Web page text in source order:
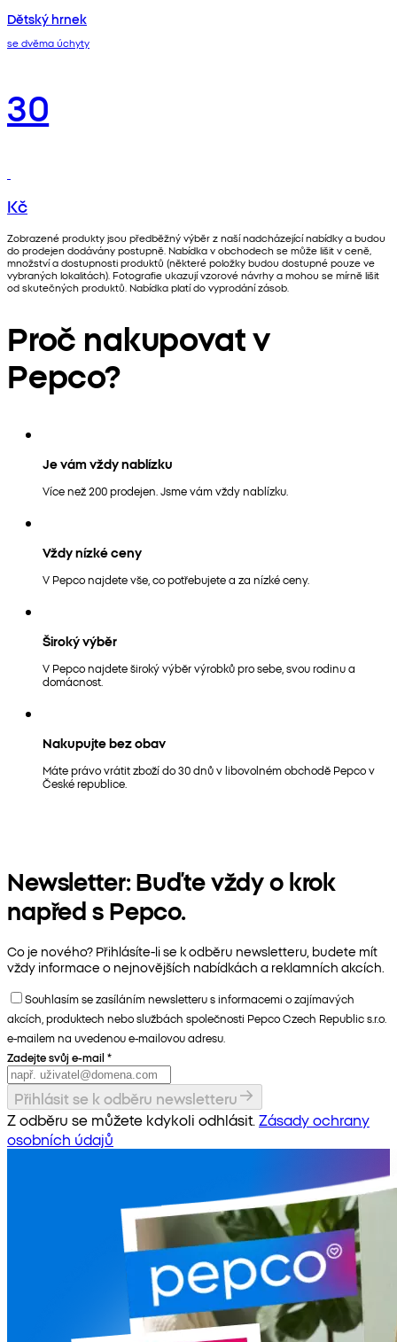
Dětský hrnek
se dvěma úchyty
30
Kč
Zobrazené produkty jsou předběžný výběr z naší nadcházející nabídky a budou
do prodejen dodávány postupně. Nabídka v obchodech se může lišit v ceně,
množství a dostupnosti produktů (některé položky budou dostupné pouze ve
vybraných lokalitách). Fotografie ukazují vzorové návrhy a mohou se mírně lišit
od skutečných produktů. Nabídka platí do vyprodání zásob.
Proč nakupovat v
Pepco?
Je vám vždy nablízku
Více než 200 prodejen. Jsme vám vždy nablízku.
Vždy nízké ceny
V Pepco najdete vše, co potřebujete a za nízké ceny.
Široký výběr
V Pepco najdete široký výběr výrobků pro sebe, svou rodinu a
domácnost.
Nakupujte bez obav
Máte právo vrátit zboží do 30 dnů v libovolném obchodě Pepco v
České republice.
Newsletter: Buďte vždy o krok
napřed s Pepco.
Co je nového? Přihlásíte-li se k odběru newsletteru, budete mít
vždy informace o nejnovějších nabídkách a reklamních akcích.
Souhlasím se zasíláním newsletteru s informacemi o zajímavých
akcích, produktech nebo službách společnosti Pepco Czech Republic s.r.o.
e-mailem na uvedenou e-mailovou adresu.
Zadejte svůj e-mail *
Přihlásit se k odběru newsletteru
Z odběru se můžete kdykoli odhlásit.Zásady ochrany
osobních údajů